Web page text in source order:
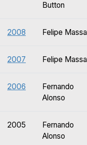
Button
2008 Felipe Massa
2007 Felipe Massa
2006
Fernando
Alonso
2005
Fernando
Alonso